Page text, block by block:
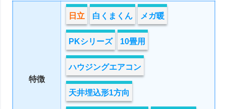
特徴
日立 白くまくん メガ暖
PKシリーズ 10畳用
ハウジングエアコン
天井埋込形1方向